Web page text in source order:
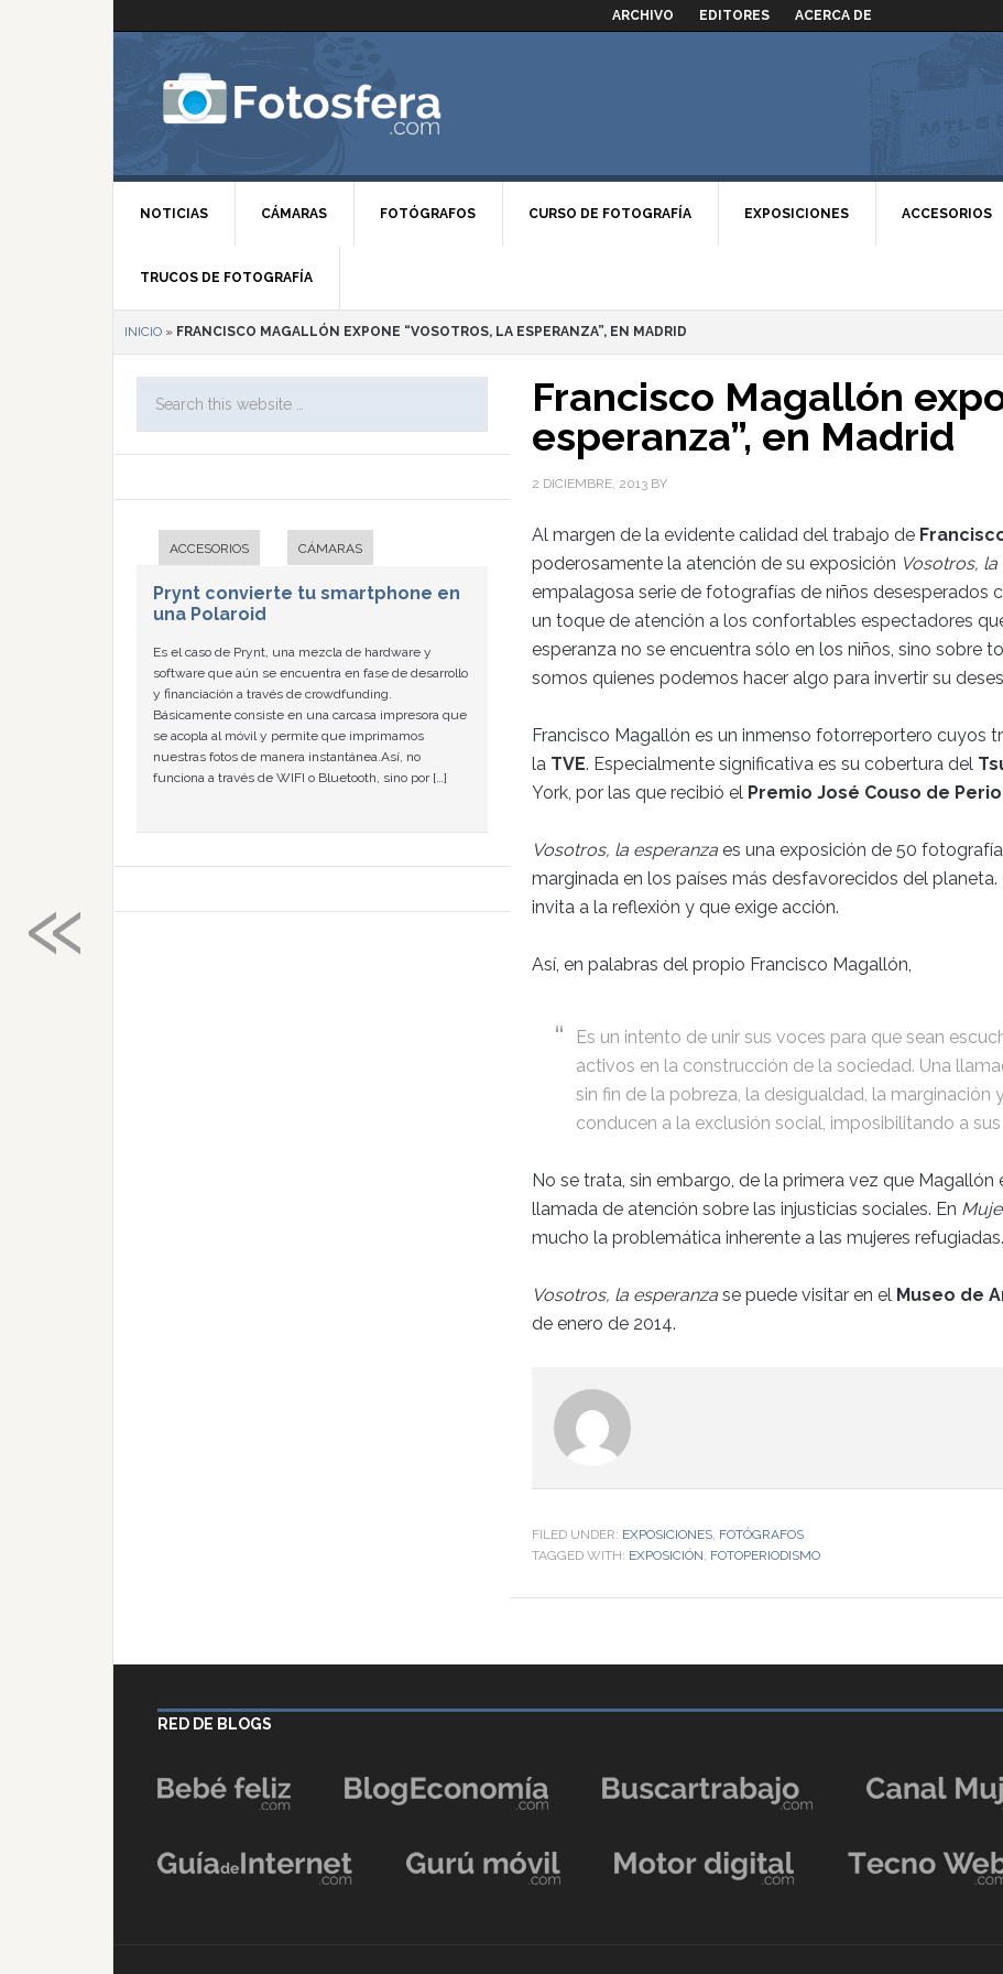
ARCHIVO EDITORES ACERCA DE
NOTICIAS CÁMARAS FOTÓGRAFOS CURSO DE FOTOGRAFÍA EXPOSICIONES ACCESORIOS
TRUCOS DE FOTOGRAFÍA
INICIO » FRANCISCO MAGALLÓN EXPONE “VOSOTROS, LA ESPERANZA”, EN MADRID
Francisco Magallón
esperanza”, en Madrid
2 DICIEMBRE, 2013 BY
Al margen de la evidente calidad del trabajo de
poderosamente la atención de su exposición Vosotros,
empalagosa serie de fotografías de niños desesperados
un toque de atención a los confortables espectadores
esperanza no se encuentra sólo en los niños, sino sobre
somos quienes podemos hacer algo para invertir su
Francisco Magallón es un inmenso fotorreportero cuyos
la TVE. Especialmente significativa es su cobertura del
York, por las que recibió el Premio José Couso de
Vosotros, la esperanza es una exposición de 50
marginada en los países más desfavorecidos del
invita a la reflexión y que exige acción.
Así, en palabras del propio Francisco Magallón,
Es un intento de unir sus voces para que sean
activos en la construcción de la sociedad. Una
sin fin de la pobreza, la desigualdad, la
conducen a la exclusión social, imposibilitando a
No se trata, sin embargo, de la primera vez que
llamada de atención sobre las injusticias sociales. En
mucho la problemática inherente a las mujeres refugiadas.
Vosotros, la esperanza se puede visitar en el Museo de
de enero de 2014.
FILED UNDER: EXPOSICIONES, FOTÓGRAFOS
TAGGED WITH: EXPOSICIÓN, FOTOPERIODISMO
ACCESORIOS CÁMARAS
Prynt convierte tu smartphone en
una Polaroid
Es el caso de Prynt, una mezcla de hardware y
software que aún se encuentra en fase de desarrollo
y financiación a través de crowdfunding.
Básicamente consiste en una carcasa impresora que
se acopla al móvil y permite que imprimamos
nuestras fotos de manera instantánea.Así, no
funciona a través de WIFI o Bluetooth, sino por […]
RED DE BLOGS
«